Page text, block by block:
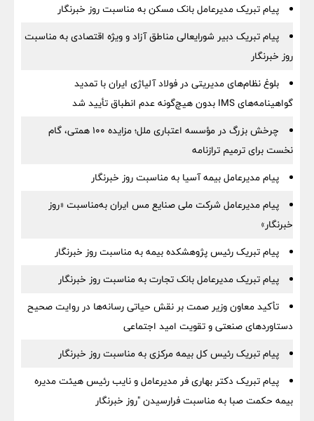
پیام تبریک مدیرعامل بانک مسکن به مناسبت روز خبرنگار
پیام تبریک دبیر شورایعالی مناطق آزاد و ویژه اقتصادی به مناسبت
روز خبرنگار
بلوغ نظام‌های مدیریتی در فولاد آلیاژی ایران با تمدید
گواهینامه‌های IMS بدون هیچ‌گونه عدم انطباق تأیید شد
چرخش بزرگ در مؤسسه اعتباری ملل؛ مزایده ۱۰۰ همتی، گام
نخست برای ترمیم ترازنامه
پیام مدیرعامل بیمه آسیا به مناسبت روز خبرنگار
پیام مدیرعامل شرکت ملی صنایع مس ایران به‌مناسبت «روز
خبرنگار»
پیام تبریک رئیس پژوهشکده بیمه به مناسبت روز خبرنگار
پیام تبریک مدیرعامل بانک تجارت به مناسبت روز خبرنگار
تأکید معاون وزیر صمت بر نقش حیاتی رسانه‌ها در روایت صحیح
دستاوردهای صنعتی و تقویت امید اجتماعی
پیام تبریک رئیس کل بیمه مرکزی به مناسبت روز خبرنگار
پیام تبریک دکتر بهاری فر مدیرعامل و نایب رئیس هیئت مدیره
بیمه حکمت صبا به مناسبت فرارسیدن "روز خبرنگار